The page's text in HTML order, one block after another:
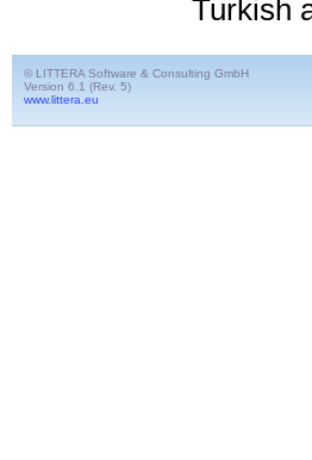
Turkish
© LITTERA Software & Consulting GmbH
Version 6.1 (Rev. 5)
www.littera.eu